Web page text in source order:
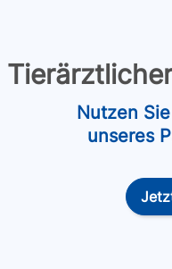
Nutzen
unseres